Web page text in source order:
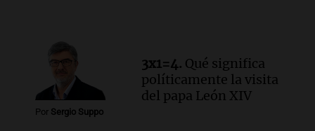
Por Sergio Suppo
3x1=4. Qué significa
políticamente la visita
del papa León XIV